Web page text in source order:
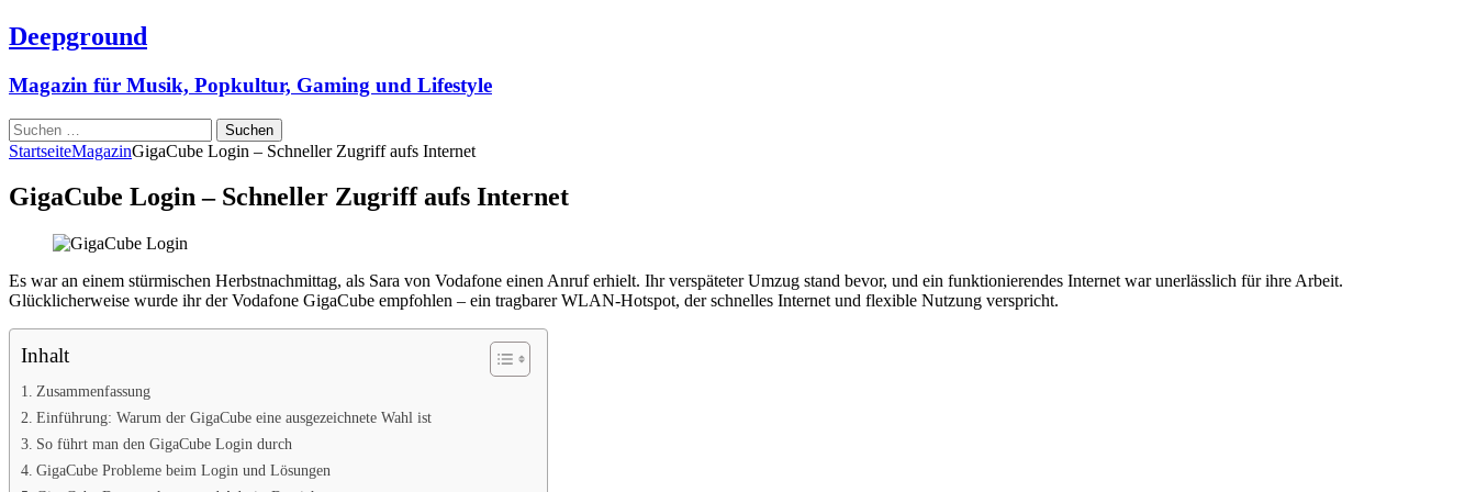
Deepground
Magazin für Musik, Popkultur, Gaming und Lifestyle
Suchen
nach:
StartseiteMagazinGigaCube Login – Schneller Zugriff aufs Internet
GigaCube Login – Schneller Zugriff aufs Internet
Es war an einem stürmischen Herbstnachmittag, als Sara von Vodafone einen Anruf erhielt. Ihr verspäteter Umzug stand bevor, und ein funktionierendes Internet war unerlässlich für ihre Arbeit.
Glücklicherweise wurde ihr der Vodafone GigaCube empfohlen – ein tragbarer WLAN-Hotspot, der schnelles Internet und flexible Nutzung verspricht.
Inhalt
Zusammenfassung
Einführung: Warum der GigaCube eine ausgezeichnete Wahl ist
So führt man den GigaCube Login durch
GigaCube Probleme beim Login und Lösungen